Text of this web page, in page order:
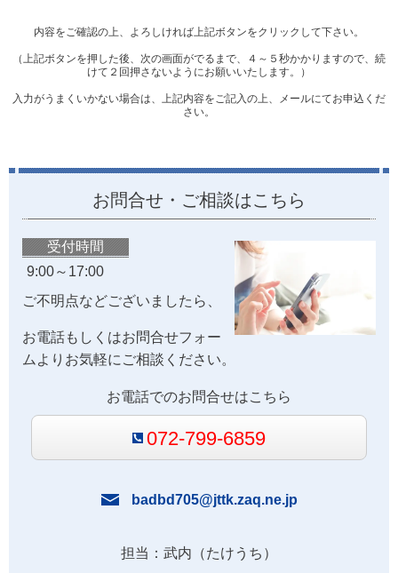
内容をご確認の上、よろしければ上記ボタンをクリックして下さい。
（上記ボタンを押した後、次の画面がでるまで、４～５秒かかりますので、続
けて２回押さないようにお願いいたします。）
入力がうまくいかない場合は、上記内容をご記入の上、メールにてお申込くだ
さい。
お問合せ・ご相談はこちら
受付時間
9:00～17:00
ご不明点などございましたら、
お電話もしくはお問合せフォー
ムよりお気軽にご相談ください。
お電話でのお問合せはこちら
072-799-6859
badbd705@jttk.zaq.ne.jp
担当：武内（たけうち）